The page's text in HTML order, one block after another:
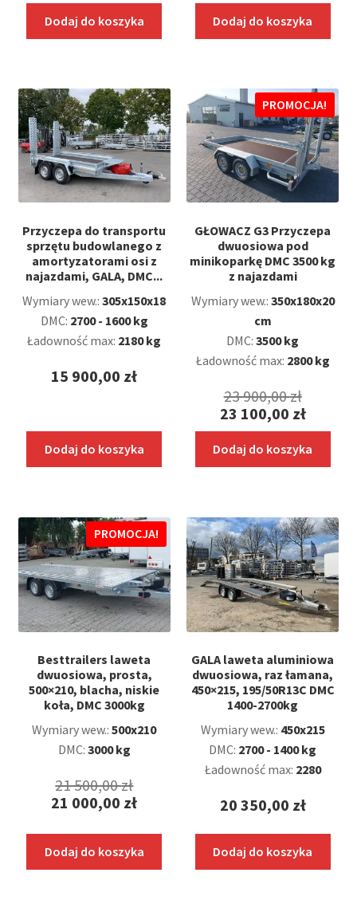
Dodaj do koszyka Dodaj do koszyka
Przyczepa do transportu
sprzętu budowlanego z
amortyzatorami osi z
najazdami, GALA, DMC...
Wymiary wew.:305x150x18
DMC: 2700 - 1600 kg
Ładowność max: 2180 kg
15 900,00 zł
Dodaj do koszyka
GŁOWACZ G3 Przyczepa
dwuosiowa pod
minikoparkę DMC 3500 kg
z najazdami
Wymiary wew.: 350x180x20
cm
DMC:3500 kg
Ładowność max: 2800 kg
PROMOCJA!
23 900,00zł
cena
23
23 100,00 zł
Aktualna
cena
100,00 zł.
Dodaj do koszyka
Besttrailers laweta
dwuosiowa, prosta,
500×210, blacha, niskie
koła, DMC 3000kg
Wymiary wew.:500x210
DMC: 3000 kg
PROMOCJA!
21 500,00złPierwotna
cena
wynosiła:
21
21 000,00 zł
cena
wynosi:
Dodaj do koszyka
GALA laweta aluminiowa
dwuosiowa, raz łamana,
450×215, 195/50R13C DMC
1400-2700kg
Wymiary wew.: 450x215
DMC: 2700 - 1400 kg
Ładowność max: 2280
20 350,00 zł
Dodaj do koszyka